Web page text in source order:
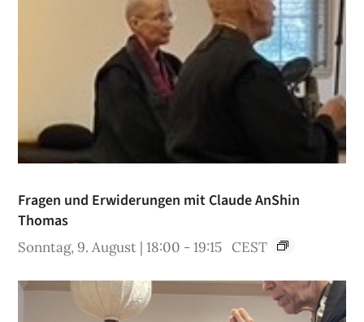
Fragen und Erwiderungen mit Claude AnShin
Thomas
Sonntag, 9. August | 18:00 -19:15 CEST